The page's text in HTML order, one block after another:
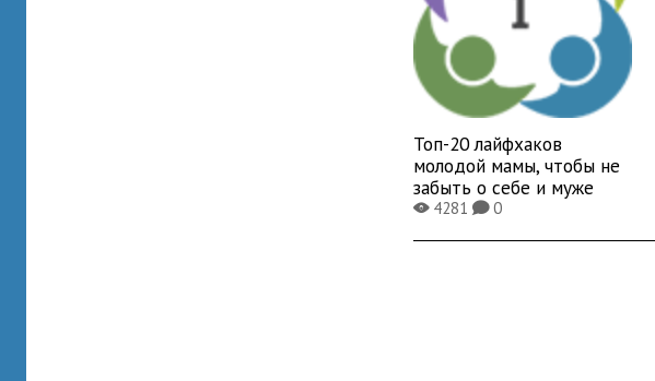
Топ-20 лайфхаков
молодой мамы, чтобы не
забыть о себе и муже
X4281K0